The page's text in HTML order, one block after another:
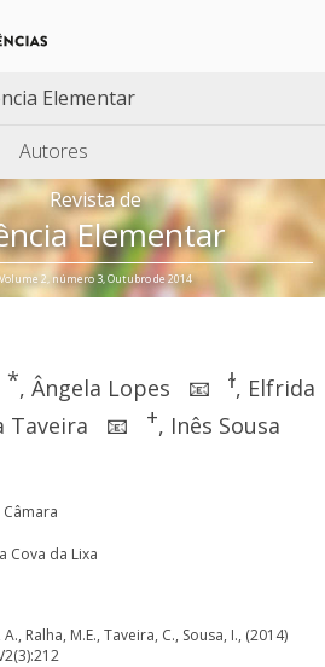
Elementar
Autores
Revista de
Elementar
Volume 2, número 3, Outubro de 2014
*, Ângela Lopes 📧 ɫ, Elfrida
Taveira 📧 +, Inês Sousa
Cova da Lixa
Ralha, M.E., Taveira, C., Sousa, I., (2014)